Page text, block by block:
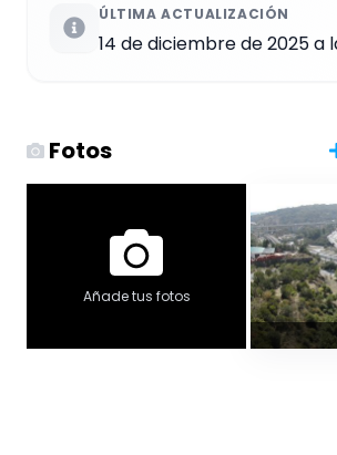
ÚLTIMA ACTUALIZACIÓN
14 de diciembre de 2025 a
Fotos
Añade tus fotos